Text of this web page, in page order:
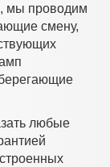
мы проводим
смену,
любые